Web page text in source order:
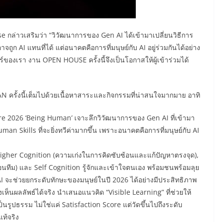
กล่าวเสริมว่า “วิวัฒนาการของ Gen AI ได้เข้ามาเปลี่ยนวิธีการ
ถูก AI แทนที่ได้ แต่อนาคตคือการที่มนุษย์กับ AI อยู่ร่วมกันได้อย่าง
งเรา งาน OPEN HOUSE ครั้งนี้จึงเป็นโอกาสให้ผู้เข้าร่วมได้
ครั้งนี้เต็มไปด้วยเนื้อหาสาระและกิจกรรมที่น่าสนใจมากมาย อาทิ
‘Being Human’ เจาะลึกวิวัฒนาการของ Gen AI ที่เข้ามา
Skills ที่จะยิ่งทวีค่ามากขึ้น เพราะอนาคตคือการที่มนุษย์กับ AI
Cognition (ความเก่งในการคิดซับซ้อนและแก้ปัญหาตรงจุด),
ทีม) และ Self Cognition รู้จักและเข้าใจตนเอง พร้อมชนพร้อมลุย
จะช่วยยกระดับทักษะของมนุษย์ในปี 2026 ได้อย่างมีประสิทธิภาพ
ห็นผลลัพธ์ได้จริง นำเสนอแนวคิด “Visible Learning” ที่ช่วยให้
นรูปธรรม ไม่ใช่แค่ Satisfaction Score แต่วัดขึ้นไปถึงระดับ
ท้จริง